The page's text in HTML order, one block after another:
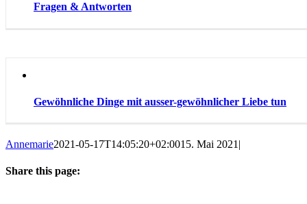
Fragen & Antworten
Gewöhnliche Dinge mit ausser-gewöhnlicher Liebe tun
Annemarie2021-05-17T14:05:20+02:0015. Mai 2021 |
Share this page: